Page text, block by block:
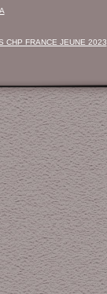
CHP FRANCE JEUNE 2023